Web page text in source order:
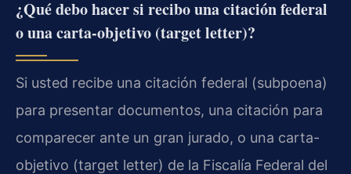
¿Qué debo hacer si recibo una citación federal
o una carta-objetivo (target letter)?
Si usted recibe una citación federal (subpoena)
para presentar documentos, una citación para
comparecer ante un gran jurado, o una carta-
objetivo (target letter) de la Fiscalía Federal del